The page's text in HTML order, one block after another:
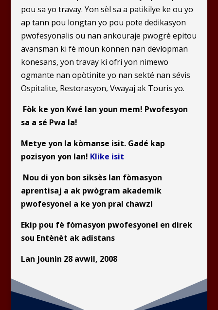
pou sa yo travay. Yon sèl sa a patikilye ke ou yo
ap tann pou longtan yo pou pote dedikasyon
pwofesyonalis ou nan ankouraje pwogrè epitou
avansman ki fè moun konnen nan devlopman
konesans, yon travay ki ofri yon nimewo
ogmante nan opòtinite yo nan sekté nan sévis
Ospitalite, Restorasyon, Vwayaj ak Touris yo.
Fòk ke yon Kwé lan youn mem! Pwofesyon
sa a sé Pwa la!
Metye yon la kòmanse isit. Gadé kap
pozisyon yon lan! Klike isit
Nou di yon bon siksès lan fòmasyon
aprentisaj a ak pwògram akademik
pwofesyonel a ke yon pral chawzi
Ekip pou fè fòmasyon pwofesyonel en direk
sou Entènèt ak adistans
Lan jounin 28 avwil, 2008